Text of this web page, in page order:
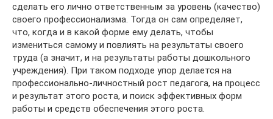
сделать его лично ответственным за уровень (качество)
своего профессионализма. Тогда он сам определяет,
что, когда и в какой форме ему делать, чтобы
измениться самому и повлиять на результаты своего
труда (а значит, и на результаты работы дошкольного
учреждения). При таком подходе упор делается на
профессионально-личностный рост педагога, на процесс
и результат этого роста, и поиск эффективных форм
работы и средств обеспечения этого роста.